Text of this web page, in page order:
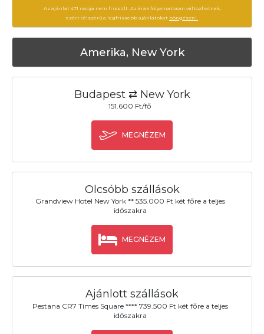
Az ajánlat 471 napja nem frissült. Az árak folyamatosan változhatnak,
ezért célszerű a legfrissebb ajánlatokat böngészni.
Amerika, New York
Budapest ⇄ New York
151.600 Ft/fő
MEGNÉZEM
Olcsóbb szállások
Grandview Hotel New York ** 535.000 Ft két főre a teljes
időszakra
MEGNÉZEM
Ajánlott szállások
Pestana CR7 Times Square **** 739.500 Ft két főre a teljes
időszakra